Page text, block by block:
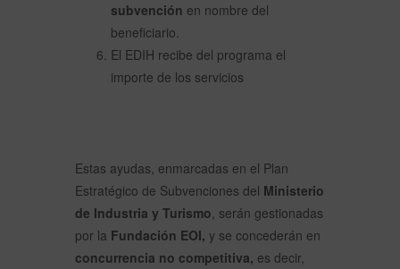
subvención en nombre del
beneficiario.
El EDIH recibe del programa el
importe de los servicios
Estas ayudas, enmarcadas en el Plan
Estratégico de Subvenciones del Ministerio
de Industria y Turismo, serán gestionadas
por la Fundación EOI, y se concederán en
concurrencia no competitiva, es decir,